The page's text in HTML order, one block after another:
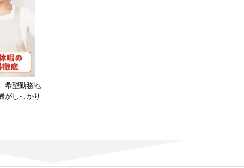
希望勤務地
がしっかり